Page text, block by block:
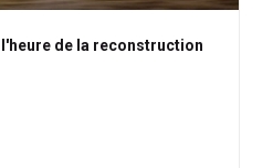
de la reconstruction